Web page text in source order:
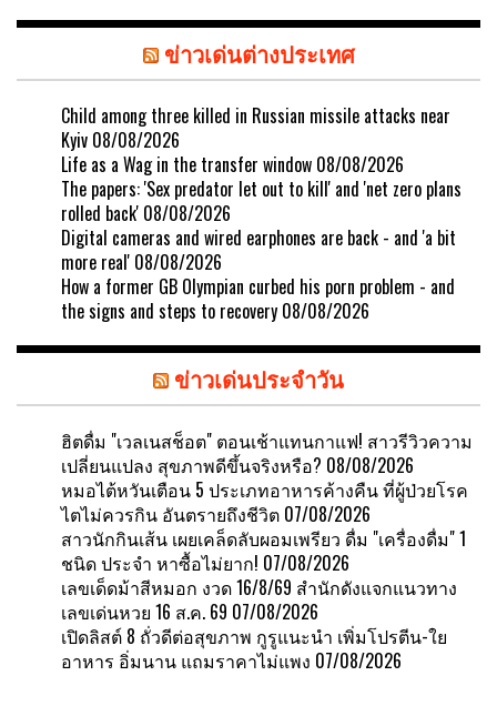
ข่าวเด่นต่างประเทศ
Child among three killed in Russian missile attacks near
Kyiv 08/08/2026
Life as a Wag in the transfer window 08/08/2026
The papers: 'Sex predator let out to kill' and 'net zero plans
rolled back' 08/08/2026
Digital cameras and wired earphones are back - and 'a bit
more real' 08/08/2026
How a former GB Olympian curbed his porn problem - and
the signs and steps to recovery 08/08/2026
ข่าวเด่นประจำวัน
ฮิตดื่ม "เวลเนสช็อต" ตอนเช้าแทนกาแฟ! สาวรีวิวความ
เปลี่ยนแปลง สุขภาพดีขึ้นจริงหรือ? 08/08/2026
หมอไต้หวันเตือน 5 ประเภทอาหารค้างคืน ที่ผู้ป่วยโรค
ไตไม่ควรกิน อันตรายถึงชีวิต 07/08/2026
สาวนักกินเส้น เผยเคล็ดลับผอมเพรียว ดื่ม "เครื่องดื่ม" 1
ชนิด ประจำ หาซื้อไม่ยาก! 07/08/2026
เลขเด็ดม้าสีหมอก งวด 16/8/69 สำนักดังแจกแนวทาง
เลขเด่นหวย 16 ส.ค. 69 07/08/2026
เปิดลิสต์ 8 ถั่วดีต่อสุขภาพ กูรูแนะนำ เพิ่มโปรตีน-ใย
อาหาร อิ่มนาน แถมราคาไม่แพง 07/08/2026